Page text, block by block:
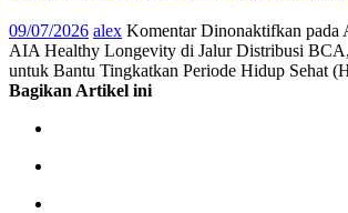
09/07/2026 alex Komentar Dinonaktifkan pada
AIA Healthy Longevity di Jalur Distribusi
untuk Bantu Tingkatkan Periode Hidup Sehat
Bagikan Artikel ini